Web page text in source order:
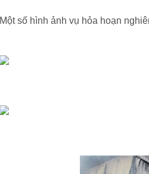
Một số hình ảnh vụ hỏa hoạn